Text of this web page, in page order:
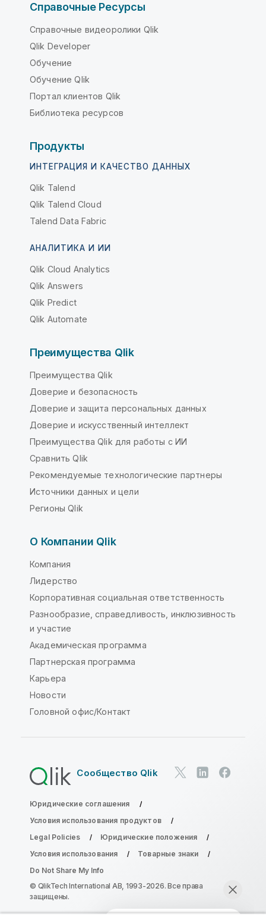
Справочные Ресурсы
Справочные видеоролики Qlik
Qlik Developer
Обучение
Обучение Qlik
Портал клиентов Qlik
Библиотека ресурсов
Продукты
ИНТЕГРАЦИЯ И КАЧЕСТВО ДАННЫХ
Qlik Talend
Qlik Talend Cloud
Talend Data Fabric
АНАЛИТИКА И ИИ
Qlik Cloud Analytics
Qlik Answers
Qlik Predict
Qlik Automate
Преимущества Qlik
Преимущества Qlik
Доверие и безопасность
Доверие и защита персональных данных
Доверие и искусственный интеллект
Преимущества Qlik для работы с ИИ
Сравнить Qlik
Рекомендуемые технологические партнеры
Источники данных и цели
Регионы Qlik
О Компании Qlik
Компания
Лидерство
Корпоративная социальная ответственность
Разнообразие, справедливость, инклюзивность
и участие
Академическая программа
Партнерская программа
Карьера
Новости
Головной офис/Контакт
Сообщество Qlik
Юридические соглашения
Условия использования продуктов
Legal Policies
Юридические положения
Условия использования
Товарные знаки
Do Not Share My Info
© QlikTech International AB, 1993-2026. Все права
защищены.